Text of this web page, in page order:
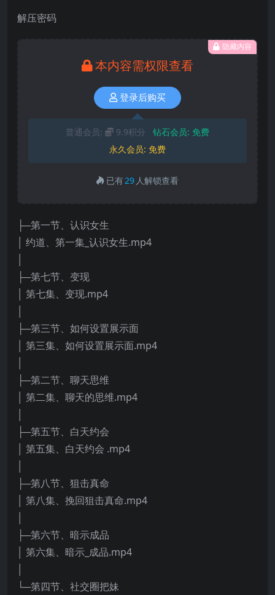
解压密码
隐藏内容
本内容需权限查看
登录后购买
普通会员: 9.9积分 钻石会员: 免费
永久会员: 免费
已有29 人解锁查看
├─第一节、认识女生
│ 约道、第一集_认识女生.mp4
├─第七节、变现
│ 第七集、变现.mp4
├─第三节、如何设置展示面
│ 第三集、如何设置展示面.mp4
├─第二节、聊天思维
│ 第二集、聊天的思维.mp4
├─第五节、白天约会
│ 第五集、白天约会 .mp4
├─第八节、狙击真命
│ 第八集、挽回狙击真命.mp4
├─第六节、暗示成品
│ 第六集、暗示_成品.mp4
└─第四节、社交圈把妹